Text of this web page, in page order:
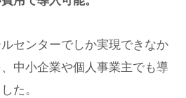
センターでしか実現できなか
中小企業や個人事業主でも導
た。